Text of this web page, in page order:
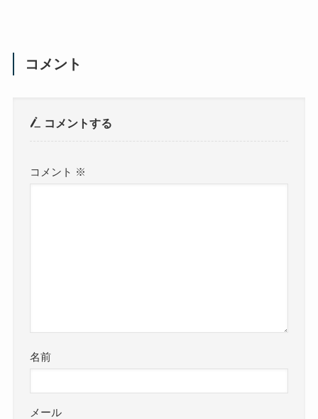
コメント
コメントする
コメント ※
名前
メール